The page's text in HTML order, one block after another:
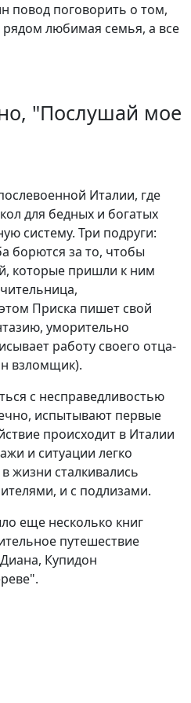
повод поговорить о том,
рядом любимая семья, а все
"Послушай мое
Италии, где
для бедных и богатых
систему. Три подруги:
борются за то, чтобы
которые пришли к ним
Приска пишет свой
уморительно
работу своего отца-
взломщик).
с несправедливостью
испытывают первые
происходит в Италии
и ситуации легко
жизни сталкивались
и с подлизами.
еще несколько книг
путешествие
Купидон